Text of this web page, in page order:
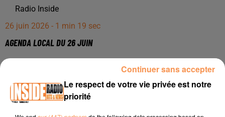
Radio Inside
26 juin 2026 - 1 min 19 sec
AGENDA LOCAL DU 26 JUIN
00:12 PAU / Fête du quartier Saragosse 2026 du 26 juin au
04 juilletwww.pau.fr
00:31 HENDAYE / Festival musikolore du 30 juin au 03
Le respect de votre vie privée est notre
priorité
Continuer sans accepter